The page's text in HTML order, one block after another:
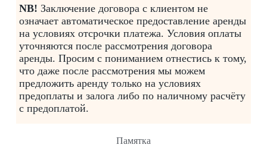
NB! Заключение договора с клиентом не
означает автоматическое предоставление аренды
на условиях отсрочки платежа. Условия оплаты
уточняются после рассмотрения договора
аренды. Просим с пониманием отнестись к тому,
что даже после рассмотрения мы можем
предложить аренду только на условиях
предоплаты и залога либо по наличному расчёту
с предоплатой.
Памятка